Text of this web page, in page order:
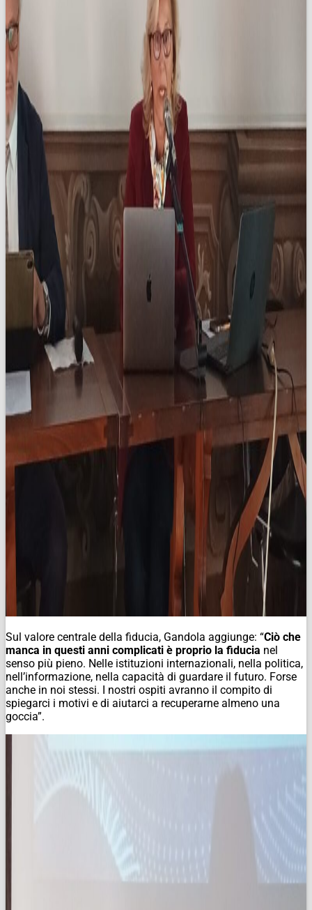
Sul valore centrale della fiducia, Gandola aggiunge: “Ciò che
manca in questi anni complicati è proprio la fiducia nel
senso più pieno. Nelle istituzioni internazionali, nella politica,
nell’informazione, nella capacità di guardare il futuro. Forse
anche in noi stessi. I nostri ospiti avranno il compito di
spiegarci i motivi e di aiutarci a recuperarne almeno una
goccia”.